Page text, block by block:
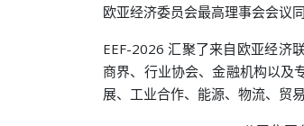
欧亚经济委员会最高理事会会议同
EEF-2026 汇聚了来自欧亚经济
商界、行业协会、金融机构以及
展、工业合作、能源、物流、贸